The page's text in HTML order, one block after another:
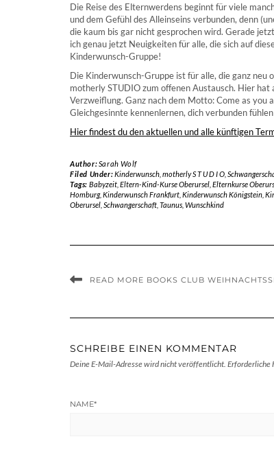
Die Reise des Elternwerdens beginnt für viele
und dem Gefühl des Alleinseins verbunden, denn
die kaum bis gar nicht gesprochen wird. Gerade
ich genau jetzt Neuigkeiten für alle, die sich auf
Kinderwunsch-Gruppe!
Die Kinderwunsch-Gruppe ist für alle, die ganz neu
motherly STUDIO zum offenen Austausch. Hier hat
Verzweiflung. Ganz nach dem Motto: Come as you
Gleichgesinnte kennenlernen, dich verbunden
Hier findest du den aktuellen und alle künftigen
Author:Sarah Wolf
Filed Under:Kinderwunsch, motherly S T U D I O,
Tags: Babyzeit, Eltern-Kind-Kurse Oberursel, Elternkurse
Homburg, Kinderwunsch Frankfurt Kinderwunsch Königstein
Oberursel Schwangerschaft Taunus Wunschkind
READ MORE BOOKS CLUB
SCHREIBE EINEN KOMMENTAR
Deine E-Mail-Adresse wird nicht veröffentlicht. Erforderliche
NAME*